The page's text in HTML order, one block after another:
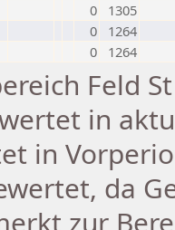
0
1305
0
1264
0 1264
Feld
in
in
da
zur